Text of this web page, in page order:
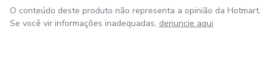
- Mais comentários, direcionamentos e explicações para
seu ano.
O conteúdo deste produto não representa a opinião da Hotmart.
Se você vir informações inadequadas, denuncie aqui